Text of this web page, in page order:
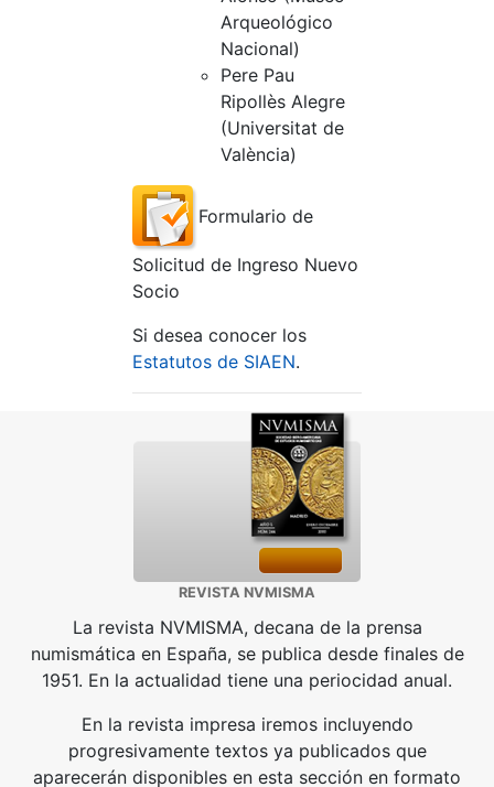
Arqueológico
Nacional)
Pere Pau
Ripollès Alegre
(Universitat de
València)
Formulario de
Solicitud de Ingreso Nuevo
Socio
Si desea conocer los
Estatutos de SIAEN.
REVISTA NVMISMA
La revista NVMISMA, decana de la prensa
numismática en España, se publica desde finales de
1951. En la actualidad tiene una periocidad anual.
En la revista impresa iremos incluyendo
progresivamente textos ya publicados que
aparecerán disponibles en esta sección en formato